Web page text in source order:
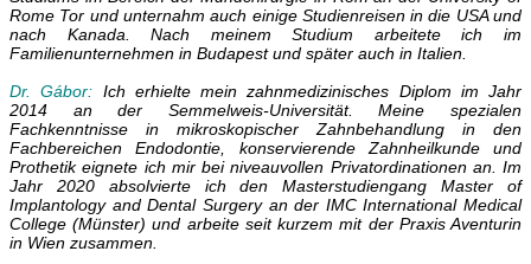
Rome Tor und unternahm auch einige Studienreisen in die USA und
nach Kanada. Nach meinem Studium arbeitete ich im
Familienunternehmen in Budapest und später auch in Italien.
Dr. Gábor: Ich erhielte mein zahnmedizinisches Diplom im Jahr
2014 an der Semmelweis-Universität. Meine spezialen
Fachkenntnisse in mikroskopischer Zahnbehandlung in den
Fachbereichen Endodontie, konservierende Zahnheilkunde und
Prothetik eignete ich mir bei niveauvollen Privatordinationen an. Im
Jahr 2020 absolvierte ich den Masterstudiengang Master of
Implantology and Dental Surgery an der IMC International Medical
College (Münster) und arbeite seit kurzem mit der Praxis Aventurin
in Wien zusammen.